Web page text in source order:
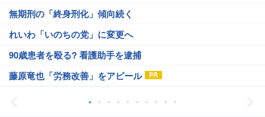
無期刑の「終身刑化」傾向続く
れいわ「いのちの党」に変更へ
90歳患者を殴る? 看護助手を逮捕
藤原竜也「労務改善」をアピール